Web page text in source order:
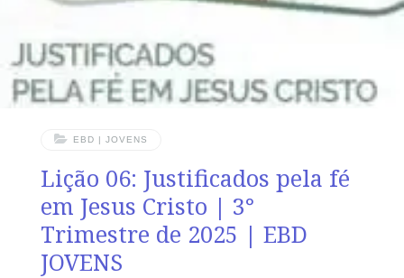
EBD | JOVENS
Lição 06: Justificados pela fé
em Jesus Cristo | 3°
Trimestre de 2025 | EBD
JOVENS